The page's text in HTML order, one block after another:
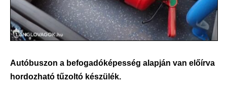
Autóbuszon a befogadóképesség alapján van előírva
hordozható tűzoltó készülék.